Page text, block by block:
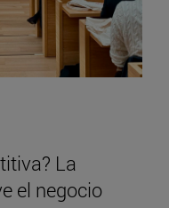
La
el negocio